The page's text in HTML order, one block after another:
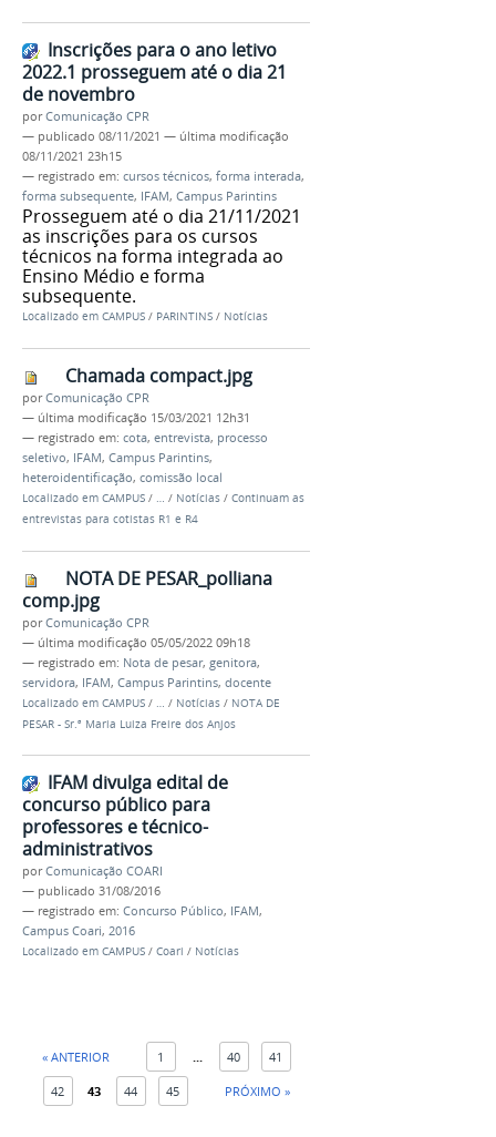
Inscrições para o ano letivo
2022.1 prosseguem até o dia 21
de novembro
porComunicação CPR
— publicado 08/11/2021 — última modificação
08/11/2021 23h15
— registrado em: cursos técnicos, forma interada,
forma subsequente, IFAM, Campus Parintins
Prosseguem até o dia 21/11/2021
as inscrições para os cursos
técnicos na forma integrada ao
Ensino Médio e forma
subsequente.
Localizado em CAMPUS / PARINTINS / Notícias
Chamada compact.jpg
porComunicação CPR
— última modificação 15/03/2021 12h31
— registrado em: cota, entrevista, processo
seletivo, IFAM, Campus Parintins,
heteroidentificação, comissão local
Localizado em CAMPUS / … / Notícias / Continuam as
entrevistas para cotistas R1 e R4
NOTA DE PESAR_polliana
comp.jpg
porComunicação CPR
— última modificação 05/05/2022 09h18
— registrado em: Nota de pesar, genitora,
servidora, IFAM, Campus Parintins, docente
Localizado em CAMPUS / / Notícias / NOTA DE
PESAR - Sr.ª Maria Luiza Freire dos Anjos
IFAM divulga edital de
concurso público para
professores e técnico-
administrativos
porComunicação COARI
— publicado 31/08/2016
— registrado em: Concurso Público, IFAM,
Campus Coari, 2016
Localizado em CAMPUS / Coari / Notícias
« ANTERIOR 1 ... 40 41
42 43 44 45 PRÓXIMO »